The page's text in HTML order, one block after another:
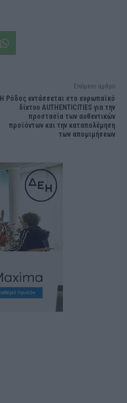
Επόμενο άρθρο
Η Ρόδος εντάσσεται στο ευρωπαϊκό
δίκτυο AUTHENTICITIES για την
προστασία των αυθεντικών
προϊόντων και την καταπολέμηση
των απομιμήσεων